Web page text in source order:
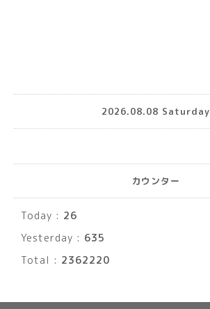
2026.08.08 Saturday
カウンター
Today : 26
Yesterday : 635
Total : 2362220